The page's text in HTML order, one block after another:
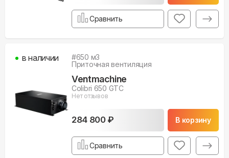
Сравнить
#650 м3
Приточная вентиляция
Ventmachine
Colibri 650 GTC
Нет отзывов
284 800 ₽ В корзину
в наличии
Сравнить